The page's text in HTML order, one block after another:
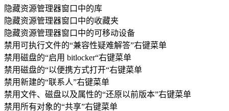
隐藏资源管理器窗口中的库
隐藏资源管理器窗口中的收藏夹
隐藏资源管理器窗口中的可移动设备
禁用可执行文件的“兼容性疑难解答”右键菜单
禁用磁盘的“启用 bitlocker“右键菜单
禁用磁盘的“以便携方式打开“右键菜单
禁用新建的“联系人”右键菜单
禁用文件、磁盘以及属性的“还原以前版本”右键菜单
禁用所有对象的“共享”右键菜单